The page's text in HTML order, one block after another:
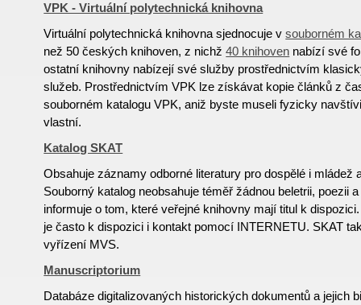
VPK - Virtuální polytechnická knihovna
Virtuální polytechnická knihovna sjednocuje vsouborném
než 50 českých knihoven, z nichž40 knihoven nabízí své
ostatní knihovny nabízejí své služby prostřednictvím
služeb. Prostřednictvím VPK lze získávat kopie článků z
souborném katalogu VPK, aniž byste museli fyzicky
vlastní.
Katalog SKAT
Obsahuje záznamy odborné literatury pro dospělé i mládež
Souborný katalog neobsahuje téměř žádnou beletrii, poezii
informuje o tom, které veřejné knihovny mají titul k
je často k dispozici i kontakt pomocí INTERNETU. SKAT
vyřízení MVS.
Manuscriptorium
Databáze digitalizovaných historických dokumentů a jejich